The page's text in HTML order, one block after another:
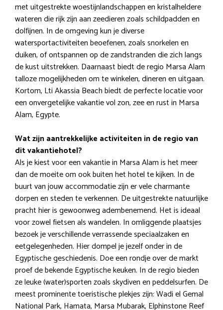
met uitgestrekte woestijnlandschappen en kristalheldere
wateren die rijk zijn aan zeedieren zoals schildpadden en
dolfijnen. In de omgeving kun je diverse
watersportactiviteiten beoefenen, zoals snorkelen en
duiken, of ontspannen op de zandstranden die zich langs
de kust uitstrekken. Daarnaast biedt de regio Marsa Alam
talloze mogelijkheden om te winkelen, dineren en uitgaan.
Kortom, Lti Akassia Beach biedt de perfecte locatie voor
een onvergetelijke vakantie vol zon, zee en rust in Marsa
Alam, Egypte.
Wat zijn aantrekkelijke activiteiten in de regio van
dit vakantiehotel?
Als je kiest voor een vakantie in Marsa Alam is het meer
dan de moeite om ook buiten het hotel te kijken. In de
buurt van jouw accommodatie zijn er vele charmante
dorpen en steden te verkennen. De uitgestrekte natuurlijke
pracht hier is gewoonweg adembenemend. Het is ideaal
voor zowel fietsen als wandelen. In omliggende plaatsjes
bezoek je verschillende verrassende speciaalzaken en
eetgelegenheden. Hier dompel je jezelf onder in de
Egyptische geschiedenis. Doe een rondje over de markt
proef de bekende Egyptische keuken. In de regio bieden
ze leuke (water)sporten zoals skydiven en peddelsurfen. De
meest prominente toeristische plekjes zijn: Wadi el Gemal
National Park, Hamata, Marsa Mubarak, Elphinstone Reef